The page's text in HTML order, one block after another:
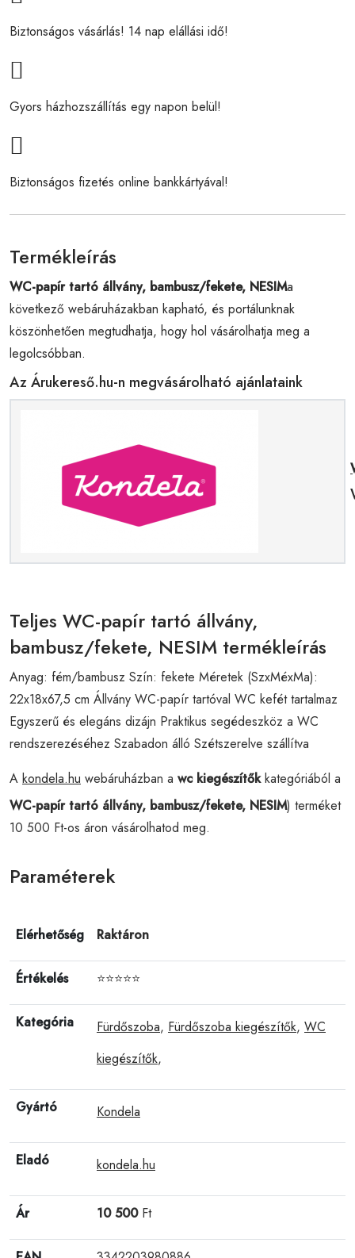
Biztonságos vásárlás! 14 nap elállási idő!
Gyors házhozszállítás egy napon belül!
Biztonságos fizetés online bankkártyával!
Termékleírás
WC-papír tartó állvány, bambusz/fekete, NESIMa
következő webáruházakban kapható, és portálunknak
köszönhetően megtudhatja, hogy hol vásárolhatja meg a
legolcsóbban.
Az Árukereső.hu-n megvásárolható ajánlataink
Teljes WC-papír tartó állvány,
bambusz/fekete, NESIM termékleírás
Anyag: fém/bambusz Szín: fekete Méretek (SzxMéxMa):
22x18x67,5 cm Állvány WC-papír tartóval WC kefét tartalmaz
Egyszerű és elegáns dizájn Praktikus segédeszköz a WC
rendszerezéséhez Szabadon álló Szétszerelve szállítva
A kondela.hu webáruházban a wc kiegészítőkkategóriából a
WC-papír tartó állvány, bambusz/fekete, NESIM) terméket
10 500 Ft-os áron vásárolhatod meg.
Paraméterek
Elérhetőség Raktáron
Értékelés ⭐⭐⭐⭐⭐
Kategória Fürdőszoba, Fürdőszoba kiegészítők, WC
kiegészítők,
Gyártó Kondela
Eladó kondela.hu
Ár 10 500Ft